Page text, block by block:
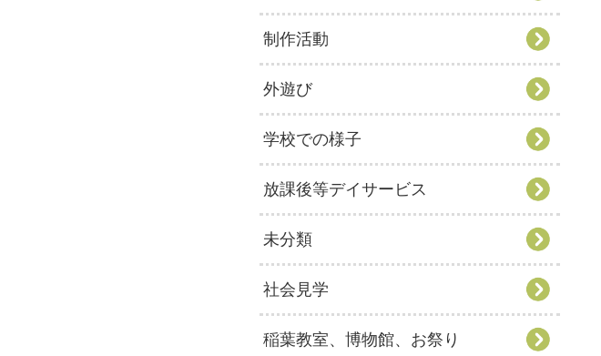
制作活動
外遊び
学校での様子
放課後等デイサービス
未分類
社会見学
稲葉教室、博物館、お祭り